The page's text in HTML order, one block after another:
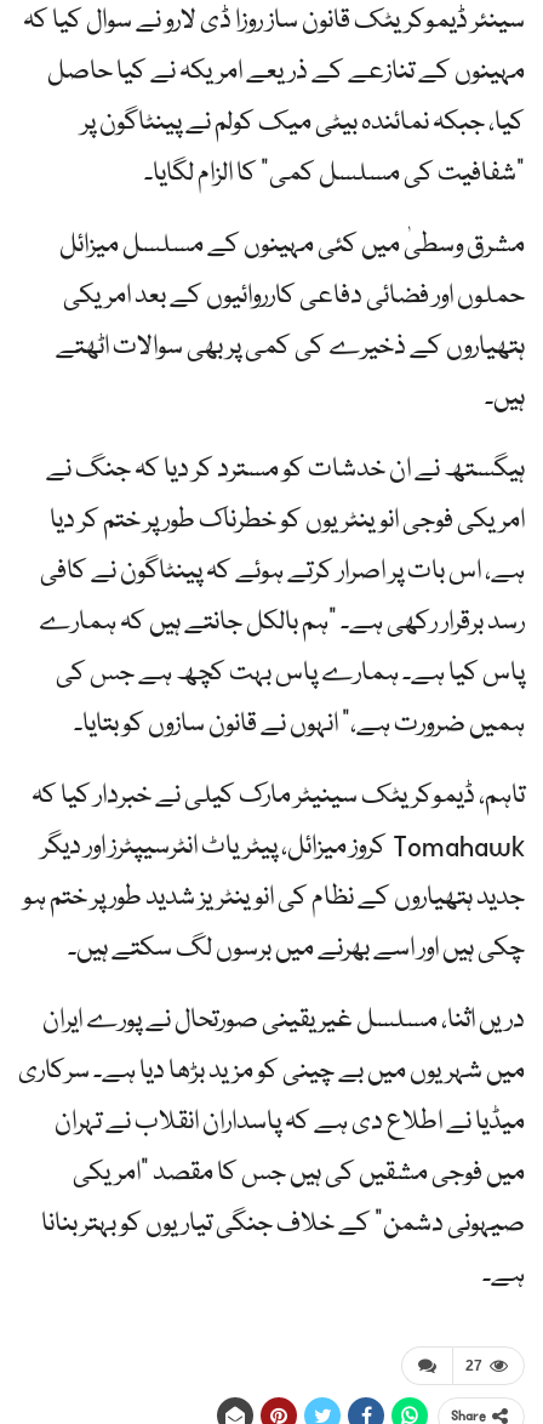
سینئر ڈیموکریٹک قانون ساز روزا ڈی لارو نے سوال کیا کہ
مہینوں کے تنازعے کے ذریعے امریکہ نے کیا حاصل
کیا، جبکہ نمائندہ بیٹی میک کولم نے پینٹاگون پر
"شفافیت کی مسلسل کمی” کا الزام لگایا۔
مشرق وسطیٰ میں کئی مہینوں کے مسلسل میزائل
حملوں اور فضائی دفاعی کارروائیوں کے بعد امریکی
ہتھیاروں کے ذخیرے کی کمی پر بھی سوالات اٹھتے
ہیں۔
ہیگستھ نے ان خدشات کو مسترد کر دیا کہ جنگ نے
امریکی فوجی انوینٹریوں کو خطرناک طور پر ختم کر دیا
ہے، اس بات پر اصرار کرتے ہوئے کہ پینٹاگون نے کافی
رسد برقرار رکھی ہے۔ "ہم بالکل جانتے ہیں کہ ہمارے
پاس کیا ہے۔ ہمارے پاس بہت کچھ ہے جس کی
ہمیں ضرورت ہے،” انہوں نے قانون سازوں کو بتایا۔
تاہم، ڈیموکریٹک سینیٹر مارک کیلی نے خبردار کیا کہ
Tomahawk کروز میزائل، پیٹریاٹ انٹرسیپٹرز اور دیگر
جدید ہتھیاروں کے نظام کی انوینٹریز شدید طور پر ختم ہو
چکی ہیں اور اسے بھرنے میں برسوں لگ سکتے ہیں۔
دریں اثنا، مسلسل غیر یقینی صورتحال نے پورے ایران
میں شہریوں میں بے چینی کو مزید بڑھا دیا ہے۔ سرکاری
میڈیا نے اطلاع دی ہے کہ پاسداران انقلاب نے تہران
میں فوجی مشقیں کی ہیں جس کا مقصد "امریکی
صیہونی دشمن” کے خلاف جنگی تیاریوں کو بہتر بنانا
ہے۔
27
Share